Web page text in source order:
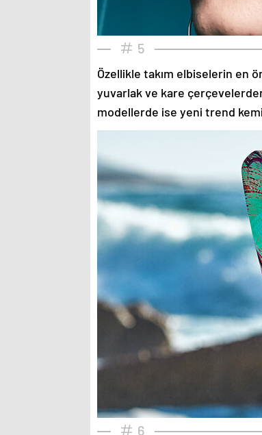
5
Özellikle takım elbiselerin en
yuvarlak ve kare
modellerde ise yeni trend
6